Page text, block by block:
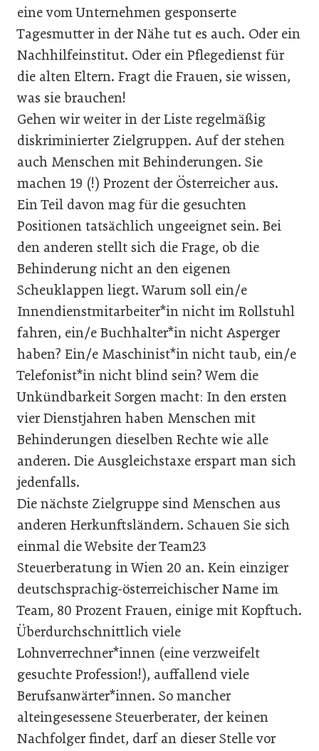
eine vom Unternehmen gesponserte
Tagesmutter in der Nähe tut es auch. Oder ein
Nachhilfeinstitut. Oder ein Pflegedienst für
die alten Eltern. Fragt die Frauen, sie wissen,
was sie brauchen!
Gehen wir weiter in der Liste regelmäßig
diskriminierter Zielgruppen. Auf der stehen
auch Menschen mit Behinderungen. Sie
machen 19 (!) Prozent der Österreicher aus.
Ein Teil davon mag für die gesuchten
Positionen tatsächlich ungeeignet sein. Bei
den anderen stellt sich die Frage, ob die
Behinderung nicht an den eigenen
Scheuklappen liegt. Warum soll ein/e
Innendienstmitarbeiter*in nicht im Rollstuhl
fahren, ein/e Buchhalter*in nicht Asperger
haben? Ein/e Maschinist*in nicht taub, ein/e
Telefonist*in nicht blind sein? Wem die
Unkündbarkeit Sorgen macht: In den ersten
vier Dienstjahren haben Menschen mit
Behinderungen dieselben Rechte wie alle
anderen. Die Ausgleichstaxe erspart man sich
jedenfalls.
Die nächste Zielgruppe sind Menschen aus
anderen Herkunftsländern. Schauen Sie sich
einmal die Website der Team23
Steuerberatung in Wien 20 an. Kein einziger
deutschsprachig-österreichischer Name im
Team, 80 Prozent Frauen, einige mit Kopftuch.
Überdurchschnittlich viele
Lohnverrechner*innen (eine verzweifelt
gesuchte Profes­sion!), auffallend viele
Berufsanwärter*innen. So mancher
alteingesessene Steuerberater, der keinen
Nachfolger findet, darf an dieser Stelle vor